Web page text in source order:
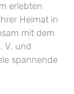
erlebten
Heimat in
mit dem
V. und
spannende